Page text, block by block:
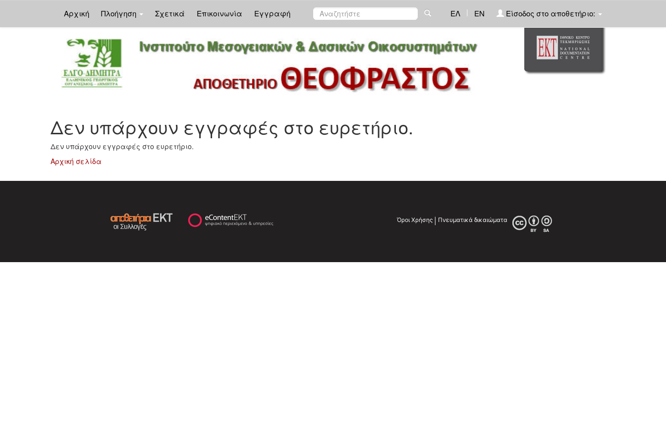
Αρχική Πλοήγηση Σχετικά Επικοινωνία Εγγραφή ΕΛ | EN Είσοδος στο αποθετήριο:
Δεν υπάρχουν εγγραφές στο ευρετήριο.
Δεν υπάρχουν εγγραφές στο ευρετήριο.
Αρχική σελίδα